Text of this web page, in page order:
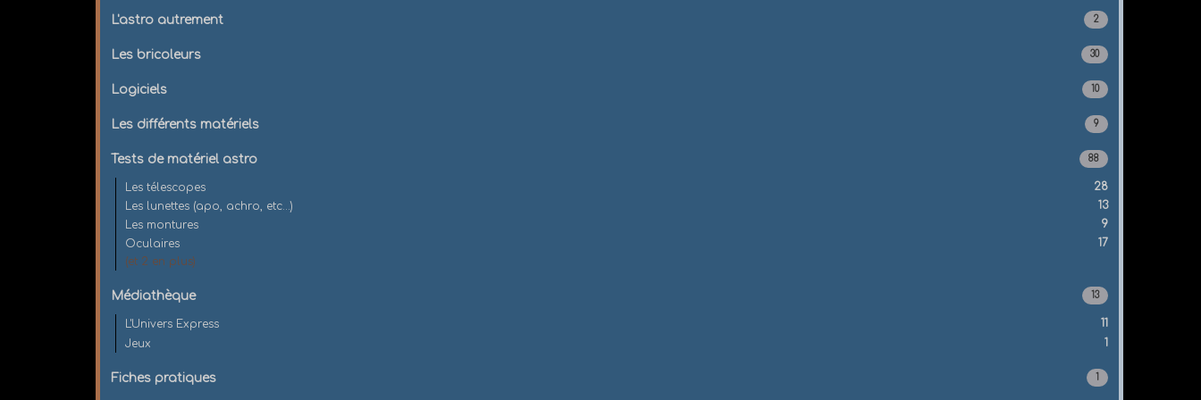
2
L'astro autrement
30
Les bricoleurs
10
Logiciels
9
Les différents matériels
88
Tests de matériel astro
28
Les télescopes
13
Les lunettes (apo, achro, etc...)
9
Les montures
17
Oculaires
(et 2 en plus)
13
Médiathèque
11
L'Univers Express
1
Jeux
1
Fiches pratiques